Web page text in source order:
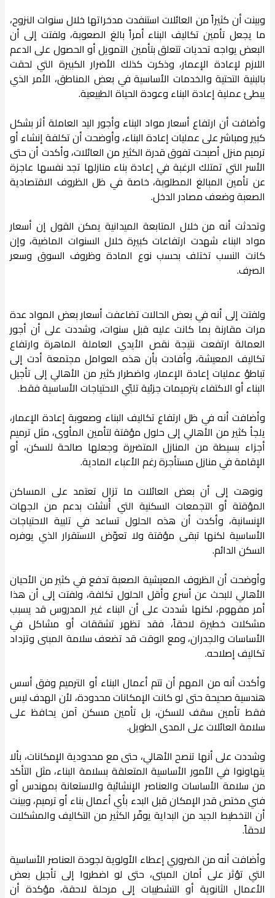
وبينت أن كثيراً من العائلات استنفدت مدخراتها خلال سنوات النزوح،
ما يجعل تأمين تكاليف البناء أمراً بالغ الصعوبة، ولفتت إلى أن
البعض يواجه تحديات تتعلق بتأمين التمويل أو الحصول على الدعم
اللازم لإعادة الإعمار، وذكرت كذلك الأضرار الكبيرة التي لحقت
بالبنية التحتية والخدمات الأساسية في بعض المناطق، الأمر الذي
يبطئ عملية إعادة البناء وعودة الحياة الطبيعية.
وأضافت أن ارتفاع أسعار مواد البناء وأجور اليد العاملة أثر بشكل
كبير ومباشر على عمليات إعادة البناء، وأوضحت أن تكلفة إنشاء أو
ترميم منزل أصبحت تفوق قدرة الكثير من العائلات، وأكدت أن حتى
الأسر التي تمتلك الرغبة في إعادة بناء منازلها تجد نفسها عاجزة
عن تأمين المبالغ المطلوبة، خاصة في ظل الظروف الاقتصادية
الصعبة وضعف مصادر الدخل.
وتحدثت أنه من خلال المتابعة الميدانية يمكن القول إن أسعار
مواد البناء شهدت ارتفاعات كبيرة خلال السنوات الماضية، وإن
كانت النسب تختلف بحسب نوع المادة وظروف السوق وسعر
الصرف.
ولفتت إلى أنه في بعض الحالات تضاعفت أسعار بعض المواد عدة
مرات مقارنة بما كانت عليه قبل سنوات، وشددت على أن أجور
العمالة ارتفعت نتيجة نقص الأيدي العاملة الماهرة وارتفاع
تكاليف المعيشة، وأفادت بأن هذه العوامل مجتمعة أدت إلى
تباطؤ عمليات إعادة الإعمار، واضطرار كثير من الأهالي إلى تأجيل
البناء أو الاكتفاء بترميمات جزئية تلبّي الاحتياجات الأساسية فقط.
وأضافت أنه في ظل ارتفاع تكاليف البناء وصعوبة إعادة الإعمار،
يلجأ كثير من الأهالي إلى حلول مؤقتة لتأمين المأوى، مثل ترميم
أجزاء بسيطة من المنازل المتضررة وجعلها صالحة للسكن، أو
الإقامة في منازل مستأجرة رغم الأعباء المادية.
ونوهت إلى أن بعض العائلات ما تزال تعتمد على المساكن
المؤقتة أو التجمعات السكنية التي أُنشئت بدعم من الجهات
الإنسانية، وأكدت أن هذه الحلول تساعد في تلبية الاحتياجات
الأساسية لكنها تبقى مؤقتة ولا تعوّض الاستقرار الذي يوفره
السكن الدائم.
وأوضحت أن الظروف المعيشية الصعبة تدفع في كثير من الأحيان
الأهالي للبحث عن أسرع وأقل الحلول تكلفة، ولفتت إلى أن هذا
أمر مفهوم، لكنها شددت على أن البناء غير المدروس قد يسبب
مشكلات خطيرة لاحقاً، فقد تظهر تشققات أو مشاكل في
الأساسات والجدران، ومع الوقت قد تضعف سلامة المبنى وتزداد
تكاليف إصلاحه.
وأكدت أنه من المهم أن تتم أعمال البناء أو الترميم وفق أسس
هندسية صحيحة حتى لو كانت الإمكانات محدودة، لأن الهدف ليس
فقط تأمين سقف للسكن، بل تأمين مسكن آمن يحافظ على
سلامة العائلات على المدى الطويل.
وشددت على أنها تنصح الأهالي، حتى مع محدودية الإمكانات، بألا
يتهاونوا في الأمور الأساسية المتعلقة بسلامة البناء، مثل التأكد
من سلامة الأساسات والعناصر الإنشائية والاستعانة بمهندس أو
فني مختص قدر الإمكان قبل البدء بأي أعمال بناء أو ترميم، وبينت
أن التخطيط الجيد من البداية يوفّر الكثير من التكاليف والمشكلات
لاحقاً.
وأضافت أنه من الضروري إعطاء الأولوية لجودة العناصر الأساسية
التي تؤثر على أمان المبنى، حتى لو اضطروا إلى تأجيل بعض
الأعمال الثانوية أو التشطيبات إلى مرحلة لاحقة، مؤكدة أن